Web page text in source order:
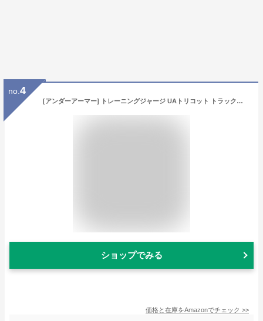
no. 4
[アンダーアーマー] トレーニングジャージ UAトリコット トラックスーツ レディース Black / / White SM
ショップでみる
価格と在庫をAmazonでチェック >>